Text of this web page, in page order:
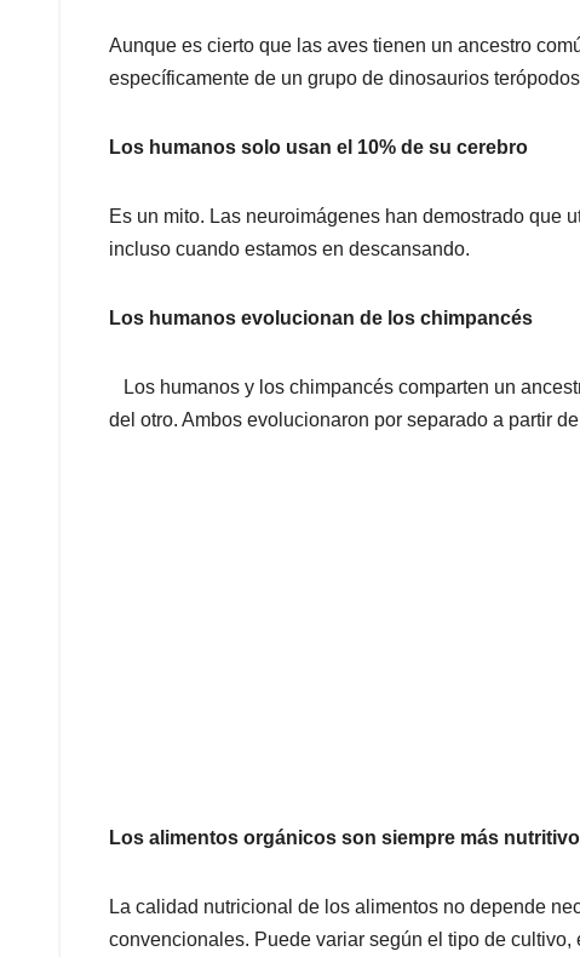
Aunque es cierto que las aves tienen un ancestro
específicamente de un grupo de dinosaurios
Los humanos solo usan el 10% de su cerebro
Es un mito. Las neuroimágenes han demostrado que
incluso cuando estamos en descansando.
Los humanos evolucionan de los chimpancés
Los humanos y los chimpancés comparten un
del otro. Ambos evolucionaron por separado a partir
Los alimentos orgánicos son siempre más
La calidad nutricional de los alimentos no depende
convencionales. Puede variar según el tipo de cultivo,